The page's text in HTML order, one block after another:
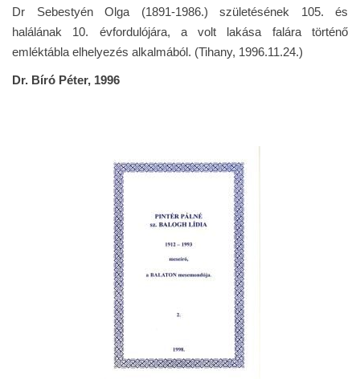
Dr Sebestyén Olga (1891-1986.) születésének 105. és
halálának 10. évfordulójára, a volt lakása falára történő
emléktábla elhelyezés alkalmából. (Tihany, 1996.11.24.)
Dr. Bíró Péter, 1996